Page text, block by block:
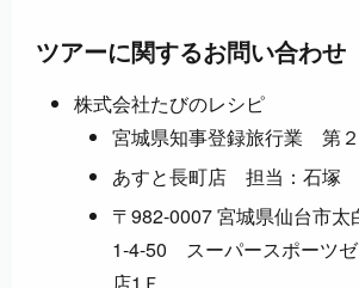
ツアーに関するお問い合わせ
株式会社たびのレシピ
宮城県知事登録旅行業 第
あすと長町店 担当：石塚
〒982-0007 宮城県仙台市太
1-4-50 スーパースポーツ